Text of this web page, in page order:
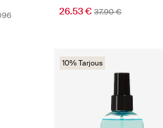
26.53 € 37.90 €
10% Tarjous